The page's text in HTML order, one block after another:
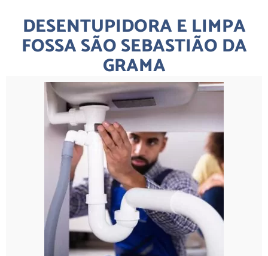
DESENTUPIDORA E LIMPA
FOSSA SÃO SEBASTIÃO DA
GRAMA